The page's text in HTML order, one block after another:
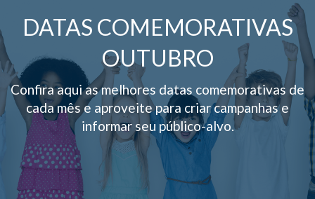
DATAS COMEMORATIVAS
OUTUBRO
Confira aqui as melhores datas comemorativas de
cada mês e aproveite para criar campanhas e
informar seu público-alvo.